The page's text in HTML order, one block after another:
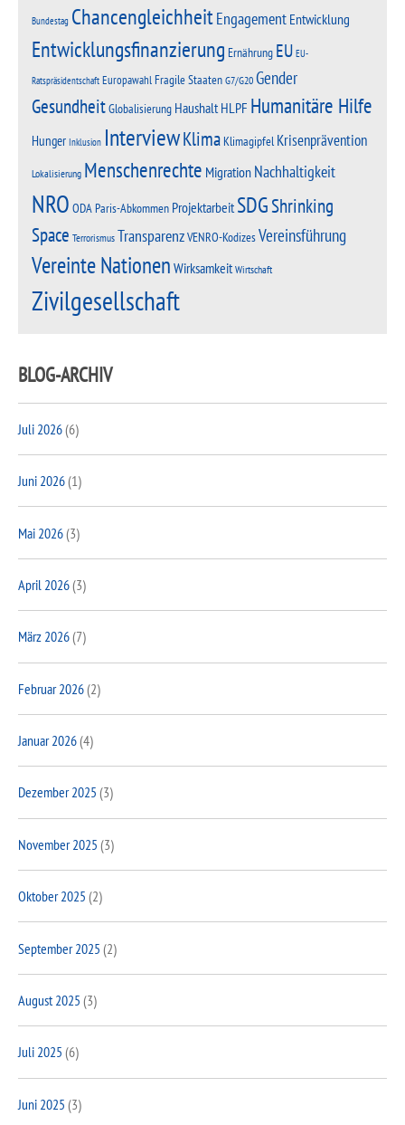
Bundestag ChancengleichheitEngagement Entwicklung
Entwicklungsfinanzierung Ernährung EU EU-
Ratspräsidentschaft EuropawahlFragile StaatenG7/G20Gender
GesundheitGlobalisierung HaushaltHLPF Humanitäre Hilfe
Hunger Inklusion InterviewKlimaKlimagipfel Krisenprävention
Lokalisierung Menschenrechte Migration Nachhaltigkeit
NRO ODAParis-Abkommen ProjektarbeitSDGShrinking
Space TerrorismusTransparenzVENRO-KodizesVereinsführung
Vereinte Nationen Wirksamkeit Wirtschaft
Zivilgesellschaft
BLOG-ARCHIV
Juli 2026(6)
Juni 2026(1)
Mai 2026(3)
April 2026(3)
März 2026(7)
Februar 2026(2)
Januar 2026(4)
Dezember 2025 (3)
November 2025 (3)
Oktober 2025 (2)
September 2025 (2)
August 2025 (3)
Juli 2025 (6)
Juni 2025 (3)